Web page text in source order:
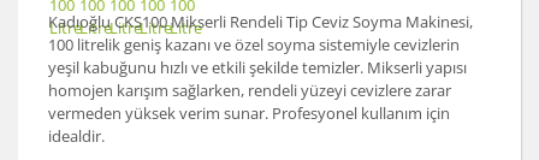
Kadıoğlu CKS100 Mikserli Rendeli Tip Ceviz Soyma Makinesi,
100 litrelik geniş kazanı ve özel soyma sistemiyle cevizlerin
yeşil kabuğunu hızlı ve etkili şekilde temizler. Mikserli yapısı
homojen karışım sağlarken, rendeli yüzeyi cevizlere zarar
vermeden yüksek verim sunar. Profesyonel kullanım için
idealdir.